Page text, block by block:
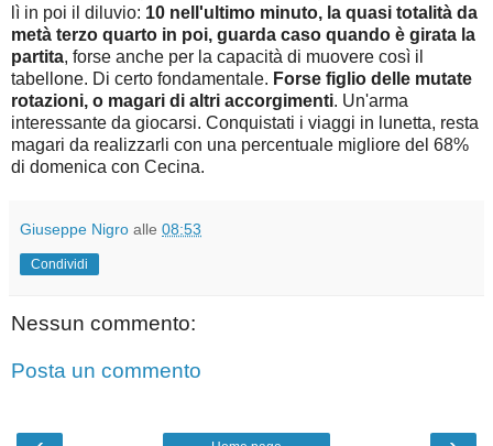
lì in poi il diluvio: 10 nell'ultimo minuto, la quasi totalità da
metà terzo quarto in poi, guarda caso quando è girata la
partita, forse anche per la capacità di muovere così il
tabellone. Di certo fondamentale. Forse figlio delle mutate
rotazioni, o magari di altri accorgimenti. Un'arma
interessante da giocarsi. Conquistati i viaggi in lunetta, resta
magari da realizzarli con una percentuale migliore del 68%
di domenica con Cecina.
Giuseppe Nigro alle 08:53
Condividi
Nessun commento:
Posta un commento